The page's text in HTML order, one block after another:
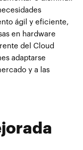
ágil y eficiente,
en hardware
del Cloud
adaptarse
y a las